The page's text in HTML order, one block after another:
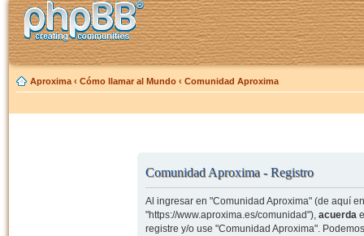
Aproxima ‹ Cómo llamar al Mundo ‹ Comunidad Aproxima
Comunidad Aproxima - Registro
Al ingresar en "Comunidad Aproxima" (de aquí
"https://www.aproxima.es/comunidad"), acuerda
registre y/o use "Comunidad Aproxima".